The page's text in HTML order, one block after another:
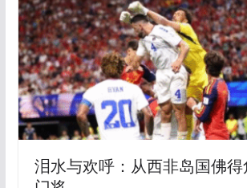
泪水与欢呼：从西非岛国佛